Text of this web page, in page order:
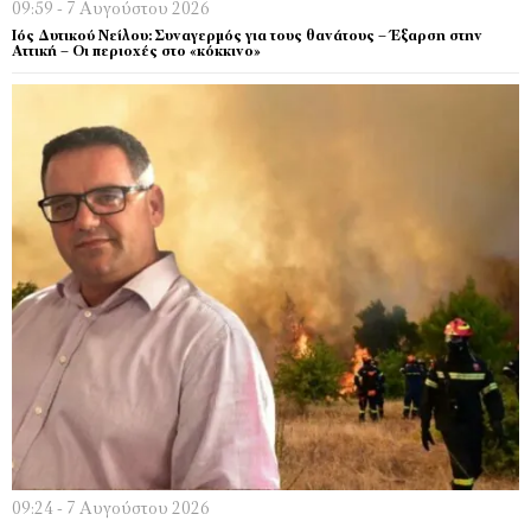
09:59 - 7 Αυγούστου 2026
Ιός Δυτικού Νείλου: Συναγερμός για τους θανάτους – Έξαρση στην
Αττική – Οι περιοχές στο «κόκκινο»
09:24 - 7 Αυγούστου 2026